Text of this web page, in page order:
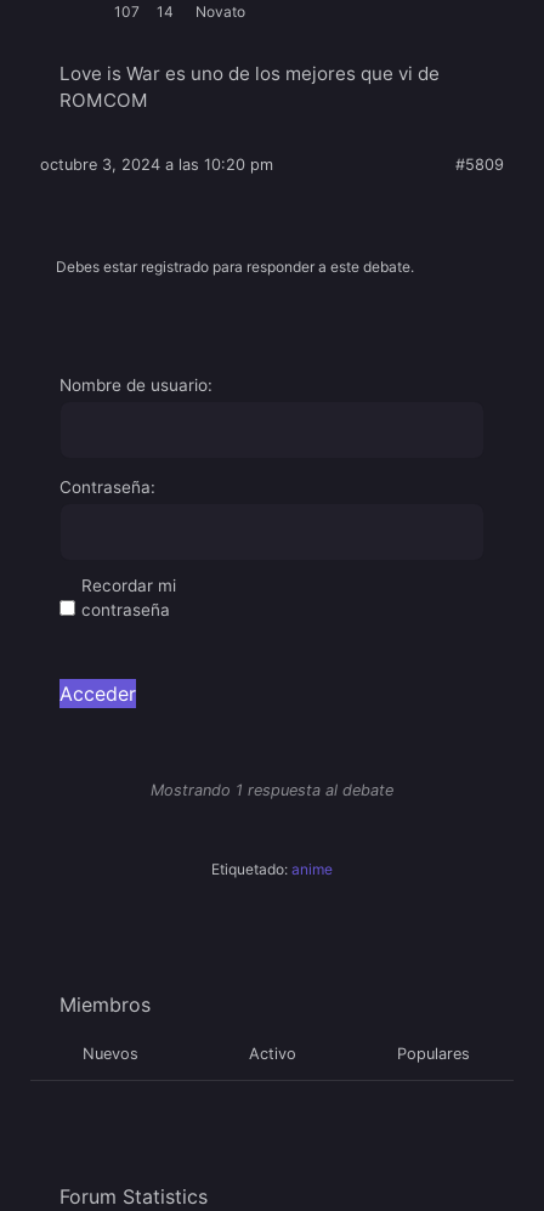
Etiquetado: anime
Mostrando 1 respuesta al debate
107 14 Novato
Love is War es uno de los mejores que vi de
ROMCOM
octubre 3, 2024 a las 10:20 pm #5809
Debes estar registrado para responder a este debate.
Nombre de usuario:
Contraseña:
Recordar mi
contraseña
Acceder
Miembros
Nuevos Activo Populares
Forum Statistics